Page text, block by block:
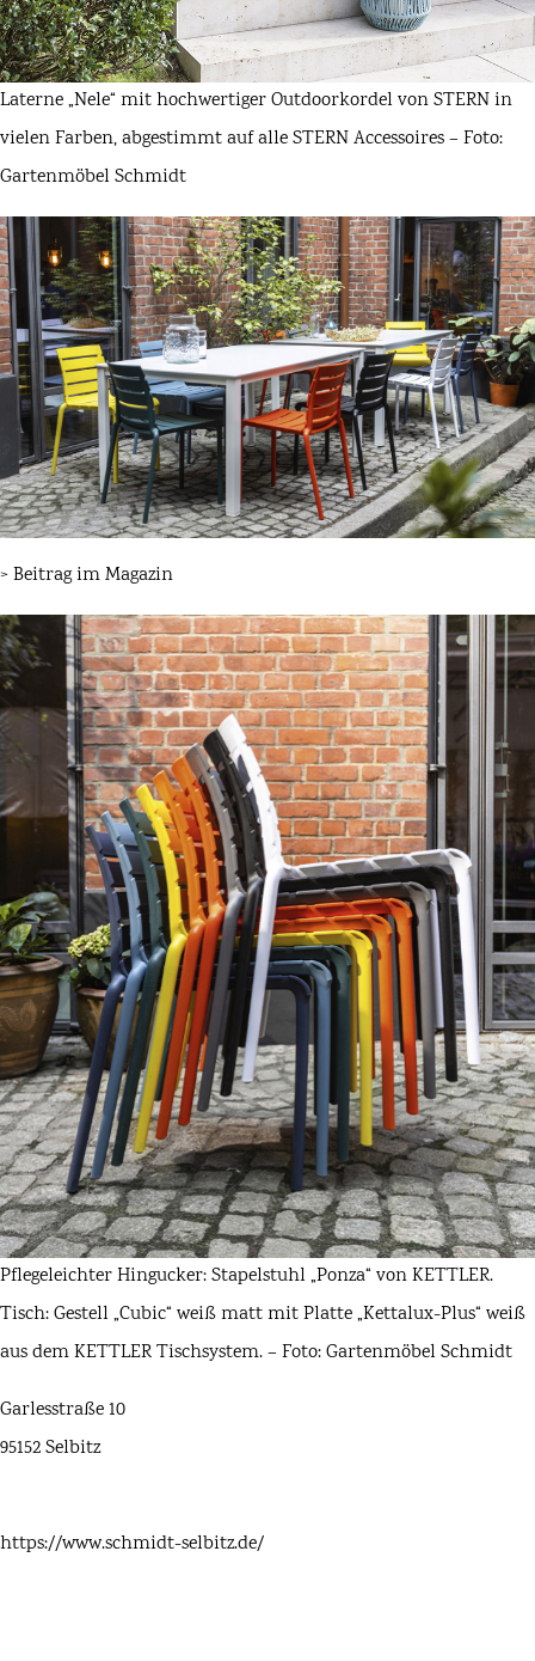
Laterne „Nele“ mit hochwertiger Outdoorkordel von STERN in
vielen Farben, abgestimmt auf alle STERN Accessoires – Foto:
Gartenmöbel Schmidt
>Beitrag im Magazin
Pflegeleichter Hingucker: Stapelstuhl „Ponza“ von KETTLER.
Tisch: Gestell „Cubic“ weiß matt mit Platte „Kettalux-Plus“ weiß
aus dem KETTLER Tischsystem. – Foto: Gartenmöbel Schmidt
Garlesstraße 10
95152 Selbitz
https://www.schmidt-selbitz.de/